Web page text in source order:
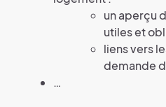
un aperçu
utiles et
liens vers
demande
…